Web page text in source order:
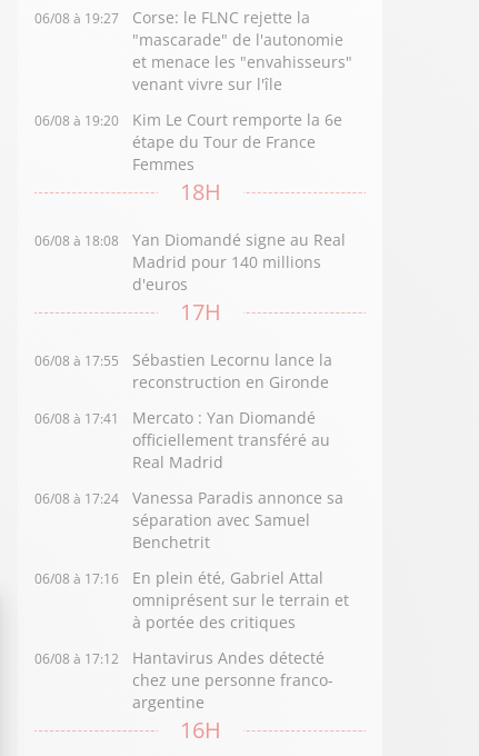
06/08 à 19:27
Corse: le FLNC rejette la
"mascarade" de l'autonomie
et menace les "envahisseurs"
venant vivre sur l'île
06/08 à 19:20
Kim Le Court remporte la 6e
étape du Tour de France
Femmes
18H
06/08 à 18:08
Yan Diomandé signe au Real
Madrid pour 140 millions
d'euros
17H
06/08 à 17:55
Sébastien Lecornu lance la
reconstruction en Gironde
06/08 à 17:41
Mercato : Yan Diomandé
officiellement transféré au
Real Madrid
06/08 à 17:24
Vanessa Paradis annonce sa
séparation avec Samuel
Benchetrit
06/08 à 17:16
En plein été, Gabriel Attal
omniprésent sur le terrain et
à portée des critiques
06/08 à 17:12
Hantavirus Andes détecté
chez une personne franco-
argentine
16H